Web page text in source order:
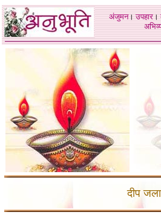
अंजुमन।उपहार।
दीप